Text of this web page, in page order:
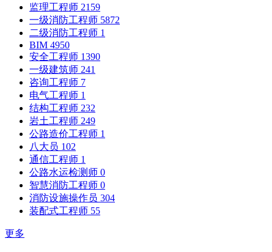
监理工程师 2159
一级消防工程师 5872
二级消防工程师 1
BIM 4950
安全工程师 1390
一级建筑师 241
咨询工程师 7
电气工程师 1
结构工程师 232
岩土工程师 249
公路造价工程师 1
八大员 102
通信工程师 1
公路水运检测师 0
智慧消防工程师 0
消防设施操作员 304
装配式工程师 55
更多